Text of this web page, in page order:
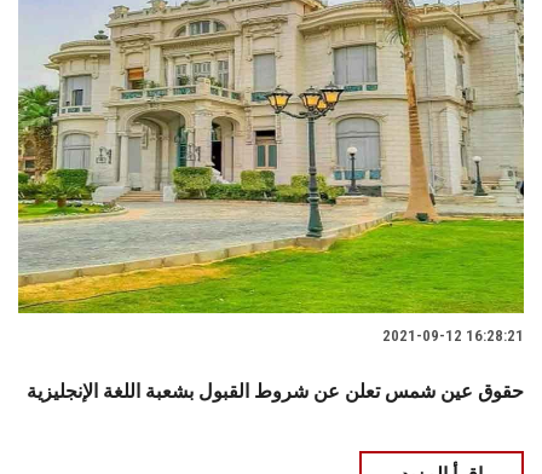
2021-09-12 16:28:21
حقوق عين شمس تعلن عن شروط القبول بشعبة اللغة الإنجليزية